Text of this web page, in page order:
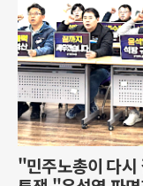
"민주노총이 다시